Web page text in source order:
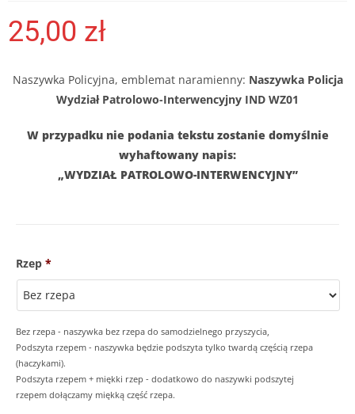
25,00 zł
Naszywka Policyjna, emblemat naramienny: Naszywka Policja
Wydział Patrolowo-Interwencyjny IND WZ01
W przypadku nie podania tekstu zostanie domyślnie
wyhaftowany napis:
„WYDZIAŁ PATROLOWO-INTERWENCYJNY”
Rzep *
Bez rzepa - naszywka bez rzepa do samodzielnego przyszycia,
Podszyta rzepem - naszywka będzie podszyta tylko twardą częścią rzepa
(haczykami).
Podszyta rzepem + miękki rzep - dodatkowo do naszywki podszytej
rzepem dołączamy miękką część rzepa.